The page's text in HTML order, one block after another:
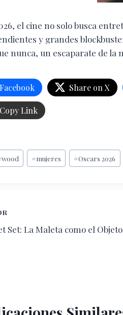
el cine no solo busca
y grandes
nunca, un escaparate de la
Facebook Share on X
Copy Link
#mujeres #Oscars 2026
Set: La Maleta como el